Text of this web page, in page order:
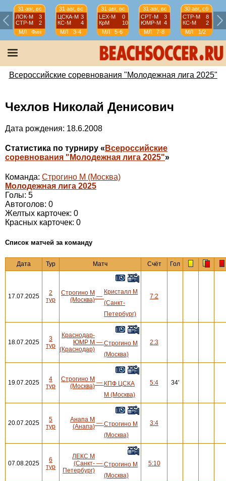
31 авг, вс
ЛОК-М
3
СТР-М
2
МЛ
Фин
31 авг, вс
ЦСКА-М 3
КС-М
4
МЛ
3-4
31 авг, вс
LEX-М
0
КрМ
10
МЛ
5-6
31 авг, вс
СРТ-М
3
ЮМР-М 4
МЛ
7-8
30 авг, сб
СТР-М
8
КС-М
2
МЛ
1/2
Всероссийские соревнования "Молодежная лига 2025"
Чехлов Николай Денисович
Дата рождения: 18.6.2008
Статистика по турниру « Всероссийские
соревнования "Молодежная лига 2025"»
Команда: Строгино М (Москва)
Молодежная лига 2025
Голы: 5
Автоголов: 0
Желтых карточек: 0
Красных карточек: 0
Cписок матчей за команду
Дата Тур Матч Счёт Гол
17.07.2025
2
тур
Строгино М
(Москва) —
Кристалл М
(Санкт-
Петербург)
7:2
18.07.2025
3
тур
Краснодар-
ЮМР М
(Краснодар)
— Строгино М
(Москва)
2:3
19.07.2025
4
тур
Строгино М
(Москва) — КПФ ЦСКА
М (Москва)
5:4 34'
20.07.2025
5
тур
Анапа М
(Анапа) — Строгино М
(Москва)
3:4
07.08.2025
6
тур
ЛЕКС М
(Санкт-
Петербург)
— Строгино М
(Москва)
5:10